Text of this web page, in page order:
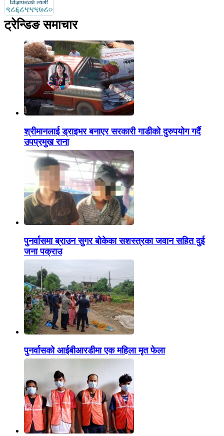
ट्रेन्डिङ समाचार
श्रीमानलाई ड्राइभर बनाएर सरकारी गाडीको दुरुपयोग गर्दै
उपप्रमुख राना
पुनर्वासमा ब्राउन सुगर बोकेका सशस्त्रका जवान सहित दुई
जना पक्राउ
पुनर्वासको आईबीआरडीमा एक महिला मृत फेला